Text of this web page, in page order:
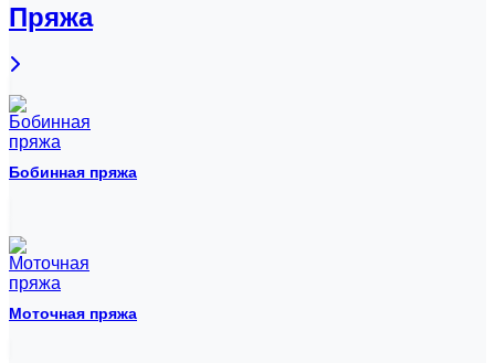
Пряжа
Бобинная пряжа
Моточная пряжа